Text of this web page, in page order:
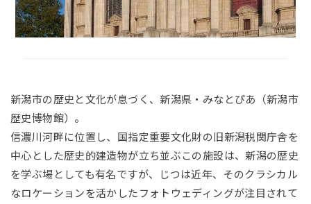
新潟市の歴史と文化が息づく、新潟県・みなとぴあ（新潟市
歴史博物館）。
信濃川河畔に位置し、国指定重要文化財の旧新潟税関庁舎を
中心とした歴史的建造物が立ち並ぶこの施設は、新潟の歴史
を学ぶ場としても有名ですが、じつは近年、そのクラシカル
なロケーションを活かしたフォトウェディングが注目されて